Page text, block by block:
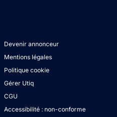
Devenir annonceur
Mentions légales
Politique cookie
Gérer Utiq
CGU
Accessibilité : non-conforme